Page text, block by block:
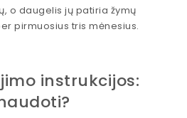
o daugelis jų patiria žymų
pirmuosius tris mėnesius.
instrukcijos: